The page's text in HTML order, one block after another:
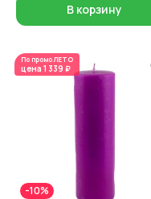
В корзину
По промоЛЕТО
цена 1 339 ₽
-10%